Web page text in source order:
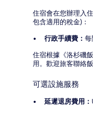
住宿會在您辦理入
包含適用的稅金)：
行政手續費： 每
住宿根據《洛杉磯
用。歡迎旅客聯絡
可選設施服務
延遲退房費用：